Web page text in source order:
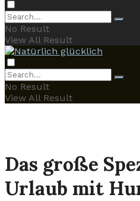
No Result
View All Result
No Result
View All Result
Das große
Urlaub mit